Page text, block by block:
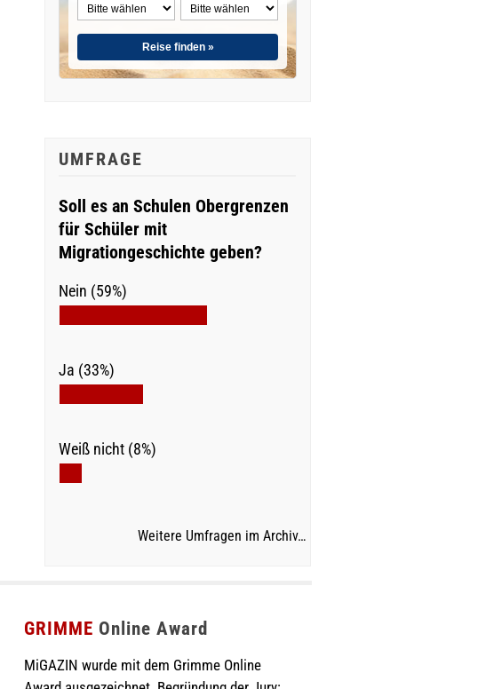
Reise finden »
UMFRAGE
Soll es an Schulen Obergrenzen
für Schüler mit
Migrationgeschichte geben?
Nein (59%)
Ja (33%)
Weiß nicht (8%)
Weitere Umfragen im Archiv…
GRIMME Online Award
MiGAZIN wurde mit dem Grimme Online